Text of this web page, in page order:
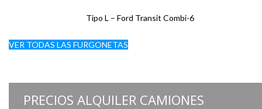
Tipo L – Ford Transit Combi-6
VER TODAS LAS FURGONETAS
PRECIOS ALQUILER CAMIONES